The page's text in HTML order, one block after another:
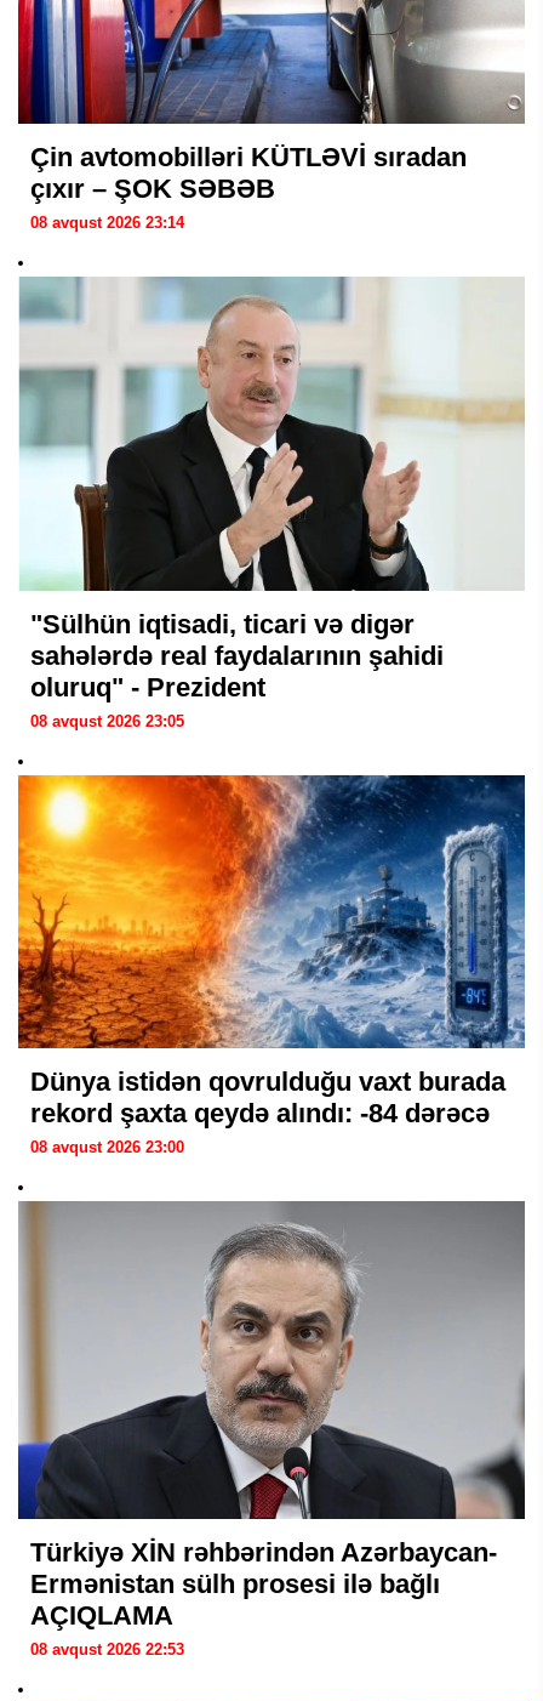
Çin avtomobilləri KÜTLƏVİ sıradan
çıxır – ŞOK SƏBƏB
08 avqust 2026 23:14
"Sülhün iqtisadi, ticari və digər
sahələrdə real faydalarının şahidi
oluruq" - Prezident
08 avqust 2026 23:05
Dünya istidən qovrulduğu vaxt burada
rekord şaxta qeydə alındı: -84 dərəcə
08 avqust 2026 23:00
Türkiyə XİN rəhbərindən Azərbaycan-
Ermənistan sülh prosesi ilə bağlı
AÇIQLAMA
08 avqust 2026 22:53